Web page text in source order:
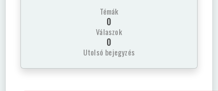
Témák
0
Válaszok
0
Utolsó bejegyzés